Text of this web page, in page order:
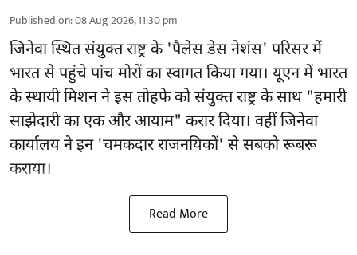
Published on:08 Aug 2026, 11:30 pm
जिनेवा स्थितसंयुक्त राष्ट्रके 'पैलेस डेस नेशंस' परिसर में
भारत से पहुंचे पांच मोरों का स्वागत किया गया। यूएन में भारत
के स्थायी मिशन ने इस तोहफे को संयुक्त राष्ट्र के साथ "हमारी
साझेदारी का एक और आयाम" करार दिया। वहीं जिनेवा
कार्यालय ने इन 'चमकदार राजनयिकों' से सबको रूबरू
कराया।
Read More